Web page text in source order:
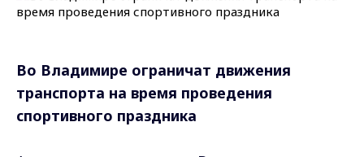
Во Владимире ограничат движения
транспорта на время проведения
спортивного праздника